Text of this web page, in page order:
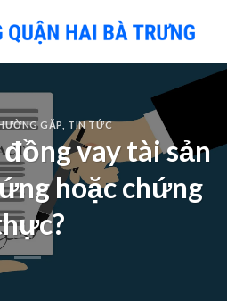
GẶP TIN TỨC
vay tài sản
hoặc chứng